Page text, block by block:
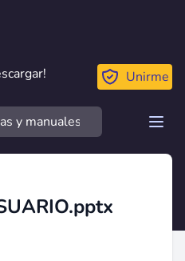
Unirme